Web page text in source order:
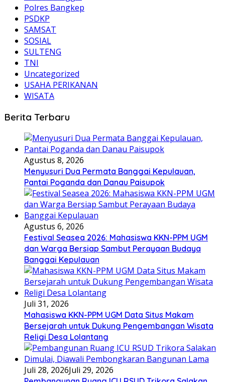
Polres Bangkep
PSDKP
SAMSAT
SOSIAL
SULTENG
TNI
Uncategorized
USAHA PERIKANAN
WISATA
Berita Terbaru
Agustus 8, 2026
Menyusuri Dua Permata Banggai Kepulauan,
Pantai Poganda dan Danau Paisupok
Agustus 6, 2026
Festival Seasea 2026: Mahasiswa KKN-PPM UGM
dan Warga Bersiap Sambut Perayaan Budaya
Banggai Kepulauan
Juli 31, 2026
Mahasiswa KKN-PPM UGM Data Situs Makam
Bersejarah untuk Dukung Pengembangan Wisata
Religi Desa Lolantang
Juli 28, 2026Juli 29, 2026